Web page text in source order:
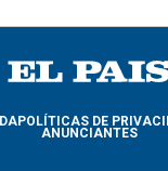
POLÍTICAS DE
ANUNCIANTES